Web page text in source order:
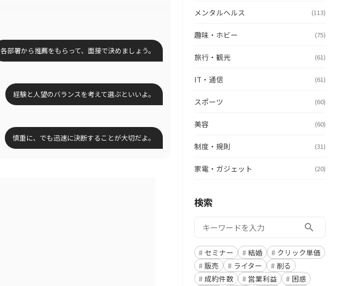
各部署から推薦をもらって、面接で決めましょう。
経験と人望のバランスを考えて選ぶといいよ。
慎重に、でも迅速に決断することが大切だよ。
メンタルヘルス (113)
趣味・ホビー (75)
旅行・観光 (61)
IT・通信 (61)
スポーツ (60)
美容 (60)
制度・規則 (31)
家電・ガジェット (20)
検索
検索: search
セミナー 結婚
クリック単価
販売
ライター
削る
成約件数
営業利益
困惑